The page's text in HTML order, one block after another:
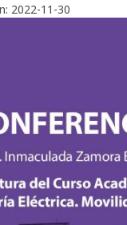
2022-11-30